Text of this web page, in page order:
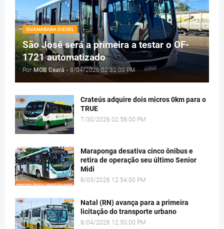
GUANABARA DIESEL
São José será a primeira a testar o OF-
1721 automatizado
Por MOB Ceará - 8/04/2026 02:32:00 PM
Crateús adquire dois micros 0km para o
TRUE
7/30/2026 02:58:00 PM
Maraponga desativa cinco ônibus e
retira de operação seu último Senior
Midi
8/03/2026 12:54:00 PM
Natal (RN) avança para a primeira
licitação do transporte urbano
8/04/2026 12:50:00 PM